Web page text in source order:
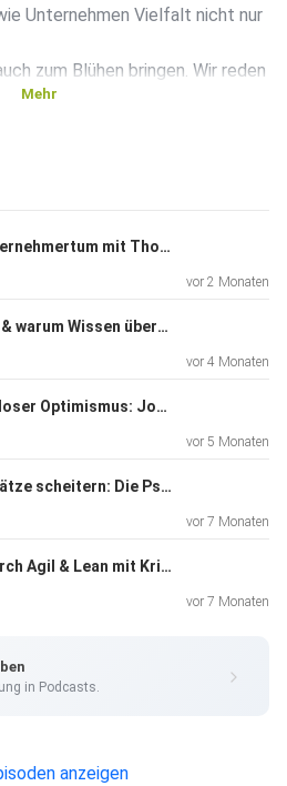
Unternehmen Vielfalt nicht nur
zum Blühen bringen. Wir reden
Mehr
#58 Mut und Unternehmertum mit Thomas Hoppe
vor 2 Monaten
#57 Optimismus & warum Wissen überschätzt wird mit Thomas de Nocker
vor 4 Monaten
#56 Bedingungsloser Optimismus: Jonas Deichmann über Mut, Gewohnheiten & das richtige Umfeld
vor 5 Monaten
#55 Warum Vorsätze scheitern: Die Psychologie wirksamer Veränderung
vor 7 Monaten
#54 Resilienz durch Agil & Lean mit Kristian Schweitzer
vor 7 Monaten
in Podcasts.
anzeigen